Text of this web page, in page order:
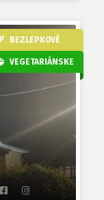
BEZLEPKOVÉ
VEGETARIÁNSKE